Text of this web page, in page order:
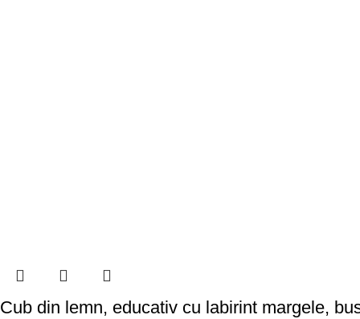
Cub din lemn, educativ cu labirint margele,